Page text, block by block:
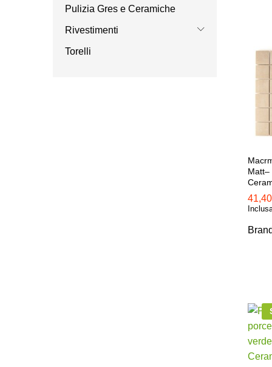
Matt–
41,40
41,40
Pulizia Gres e Ceramiche
Rivestimenti
Torelli